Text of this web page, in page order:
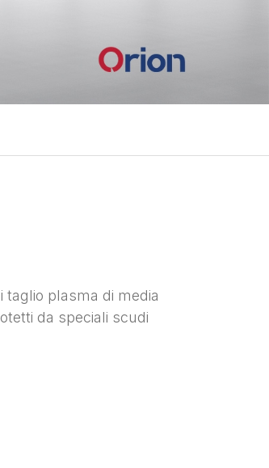
taglio plasma di media
da speciali scudi